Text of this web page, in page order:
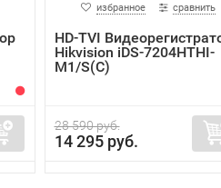
избранное сравнить
HD-TVI
Hikvision iDS-7204HTHI-
M1/S(C)
28 590 руб.
14 295 руб.